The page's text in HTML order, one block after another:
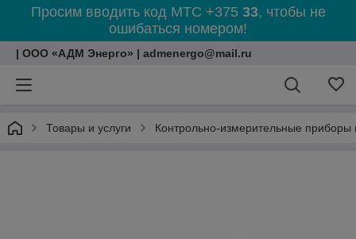
Просим вводить код МТС +375 33, чтобы не
ошибаться номером!
| ООО «АДМ Энерго» | admenergo@mail.ru
Товары и услуги Контрольно-измерительные